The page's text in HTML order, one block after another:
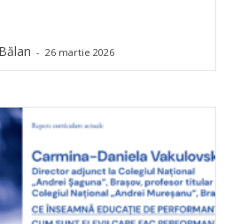
- 26 martie 2026